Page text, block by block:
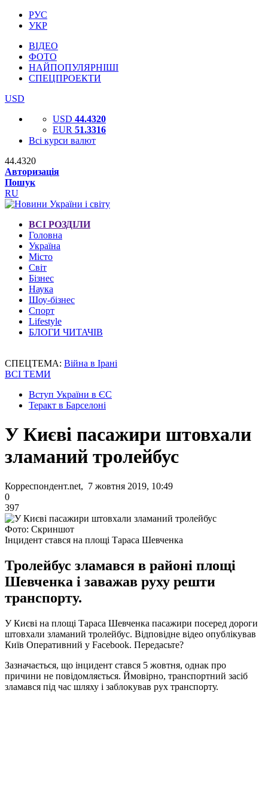
РУС
УКР
ВІДЕО
ФОТО
НАЙПОПУЛЯРНІШІ
СПЕЦПРОЕКТИ
USD
USD 44.4320
EUR 51.3316
Всі курси валют
44.4320
Авторизація
Пошук
RU
ВСІ РОЗДІЛИ
Головна
Україна
Місто
Світ
Бізнес
Наука
Шоу-бізнес
Спорт
Lifestyle
БЛОГИ ЧИТАЧІВ
СПЕЦТЕМА: Війна в Ірані
ВСІ ТЕМИ
Вступ України в ЄС
Теракт в Барселоні
У Києві пасажири штовхали
зламаний тролейбус
Корреспондент.net, 7 жовтня 2019, 10:49
0
397
Фото: Скриншот
Інцидент стався на площі Тараса Шевченка
Тролейбус зламався в районі площі
Шевченка і заважав руху решти
транспорту.
У Києві на площі Тараса Шевченка пасажири посеред дороги
штовхали зламаний тролейбус. Відповідне відео опублікував
Київ Оперативний у Facebook. Передасьте?
Зазначається, що інцидент стався 5 жовтня, однак про
причини не повідомляється. Ймовірно, транспортний засіб
зламався під час шляху і заблокував рух транспорту.